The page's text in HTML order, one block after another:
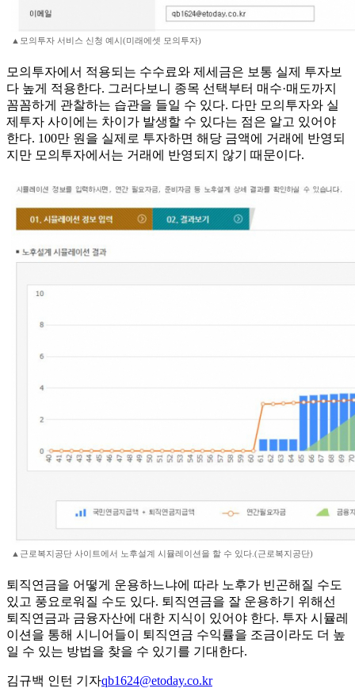
▲모의투자 서비스 신청 예시(미래에셋 모의투자)
모의투자에서 적용되는 수수료와 제세금은 보통 실제 투자보
다 높게 적용한다. 그러다보니 종목 선택부터 매수·매도까지
꼼꼼하게 관찰하는 습관을 들일 수 있다. 다만 모의투자와 실
제투자 사이에는 차이가 발생할 수 있다는 점은 알고 있어야
한다. 100만 원을 실제로 투자하면 해당 금액에 거래에 반영되
지만 모의투자에서는 거래에 반영되지 않기 때문이다.
▲근로복지공단 사이트에서 노후설계 시뮬레이션을 할 수 있다.(근로복지공단)
퇴직연금을 어떻게 운용하느냐에 따라 노후가 빈곤해질 수도
있고 풍요로워질 수도 있다. 퇴직연금을 잘 운용하기 위해선
퇴직연금과 금융자산에 대한 지식이 있어야 한다. 투자 시뮬레
이션을 통해 시니어들이 퇴직연금 수익률을 조금이라도 더 높
일 수 있는 방법을 찾을 수 있기를 기대한다.
김규백 인턴 기자qb1624@etoday.co.kr